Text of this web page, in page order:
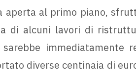
aperta al primo piano,
di alcuni lavori di
immediatamente
diverse centinaia di